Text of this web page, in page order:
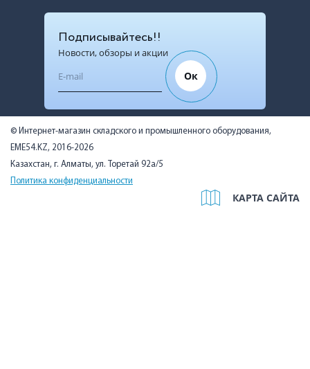
Подписывайтесь!!
Новости, обзоры и акции
Ок
© Интернет-магазин складского и промышленного оборудования,
EME54.KZ, 2016-2026
Казахстан, г. Алматы, ул. Торетай 92а/5
Политика конфиденциальности
КАРТА САЙТА